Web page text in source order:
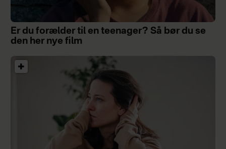
Er du forælder til en teenager? Så bør du se
den her nye film